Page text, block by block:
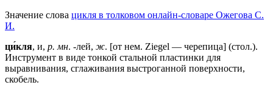
Значение слова цикля в толковом онлайн-словаре Ожегова C.
И.
ци́кля, и, р. мн. -лей, ж. [от нем. Ziegel — черепица] (стол.).
Инструмент в виде тонкой стальной пластинки для
выравнивания, сглаживания выстроганной поверхности,
скобель.